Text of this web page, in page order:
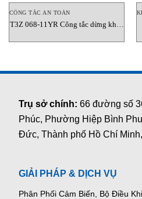
CÔNG TẮC AN TOÀN
T3Z 068-11YR Công tắc dừng khẩn
Trụ sở chính:66 đường số
Phúc, Phường Hiệp Bình
Đức, Thành phố Hồ Chí
GIẢI PHÁP & DỊCH VỤ
Phân Phối Cảm Biến, Bộ Điều